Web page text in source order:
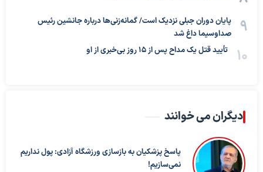
پایان دوران جبلی نزدیک است/ گمانه‌زنی‌ها درباره جانشین رئیس
صداوسیما داغ شد
تأیید قتل یک مداح پس از ۱۵ روز بی‌خبری از او
دیگران می خوانند
پاسخ پزشکیان به بازسازی ورزشگاه آزادی: پول نداریم
نمی‌سازیم!